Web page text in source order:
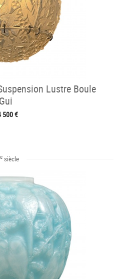
Lustre Boule
Gui
500 €
esiècle